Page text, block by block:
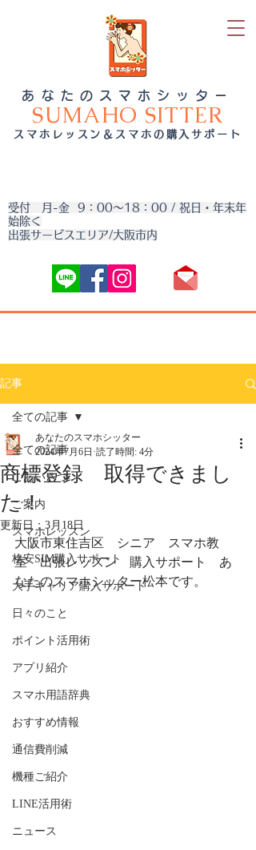
あなたのスマホシッター
SUMAHO SITTER
スマホレッスン＆スマホの購入サポート
受付 月-金 9：00～18：00 / 祝日・年末年
始除く
出張サービスエリア/大阪市内
記事
全ての記事
ごあいさつ
ご案内
スマホレッスン
格安SIM購入サポート
大手キャリア購入サポート
日々のこと
ポイント活用術
アプリ紹介
スマホ用語辞典
おすすめ情報
通信費削減
機種ご紹介
LINE活用術
ニュース
全ての記事
商標登録 取得できまし
た！
あなたのスマホシッター
2024年7月6日 読了時間: 4分
更新日： 3月18日
大阪市東住吉区　シニア　スマホ教
室　出張レッスン　購入サポート　あ
なたのスマホシッター松本です。